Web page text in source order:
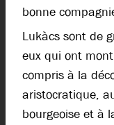
bonne
Lukàcs sont de
eux qui ont
compris à la
aristocratique,
bourgeoise et à